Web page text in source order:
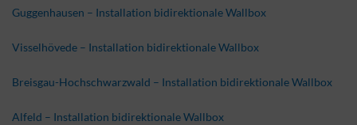
Guggenhausen – Installation bidirektionale Wallbox
Visselhövede – Installation bidirektionale Wallbox
Breisgau-Hochschwarzwald – Installation bidirektionale Wallbox
Alfeld – Installation bidirektionale Wallbox